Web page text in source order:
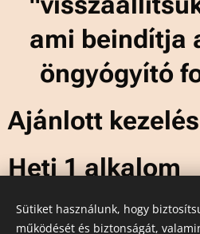
ami beindítja
öngyógyító
Ajánlott
Heti 1 alkalom
Sütiket használunk, hogy
működését és biztonságát,